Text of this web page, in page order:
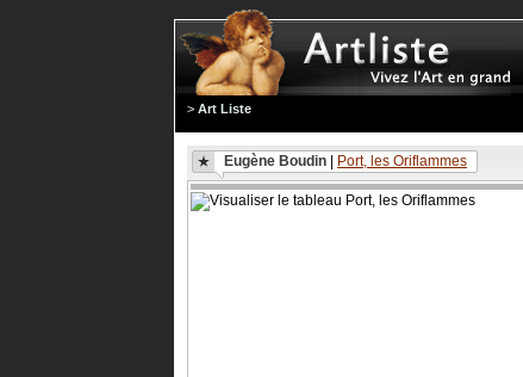
> Art Liste
Eugène Boudin Port, les Oriflammes